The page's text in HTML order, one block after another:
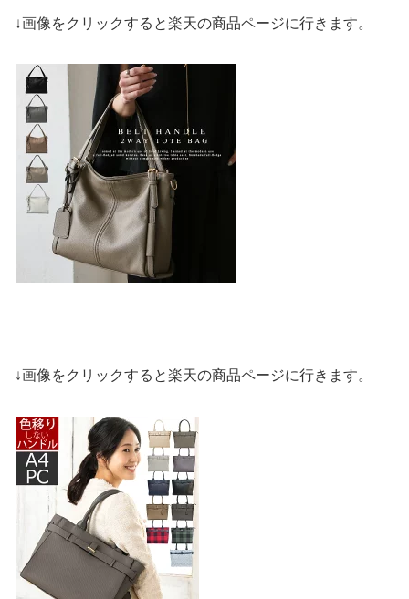
↓画像をクリックすると楽天の商品ページに行きます。
↓画像をクリックすると楽天の商品ページに行きます。